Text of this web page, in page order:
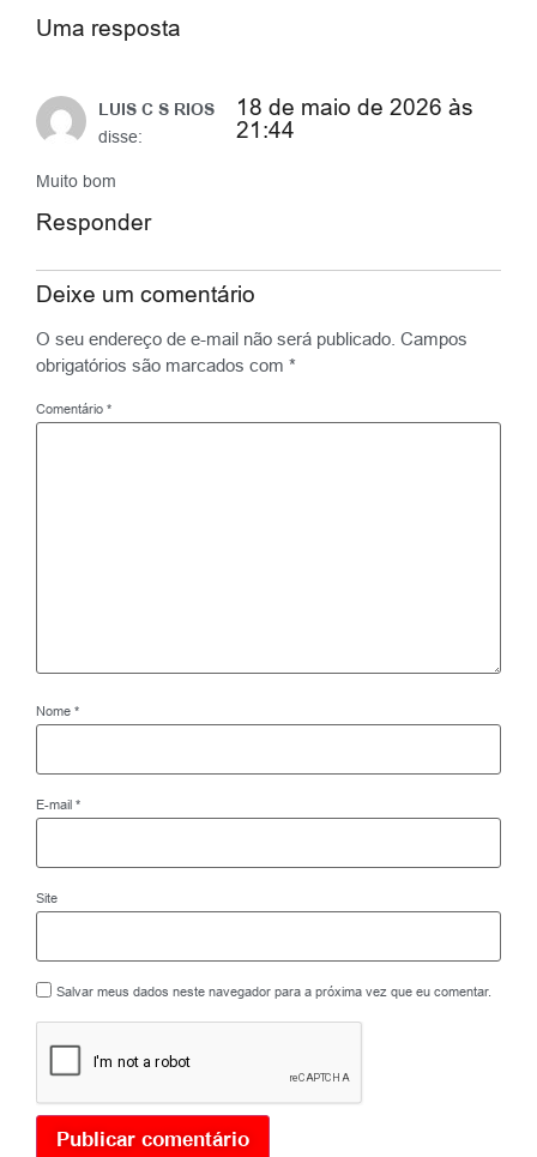
Uma resposta
LUIS C S RIOS
disse:
18 de maio de 2026 às
21:44
Muito bom
Responder
Deixe um comentário
O seu endereço de e-mail não será publicado. Campos
obrigatórios são marcados com *
Comentário *
Nome *
E-mail *
Site
Salvar meus dados neste navegador para a próxima vez que eu comentar.